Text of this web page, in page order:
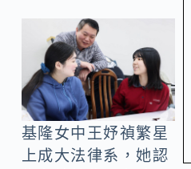
基隆女中王妤禎繁星
上成大法律系，她認